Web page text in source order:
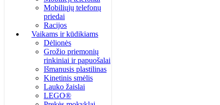
Mobiliųjų telefonų
priedai
Racijos
Vaikams ir kūdikiams
Dėlionės
Grožio priemonių
rinkiniai ir papuošalai
Išmanusis plastilinas
Kinetinis smėlis
Lauko žaislai
LEGO®